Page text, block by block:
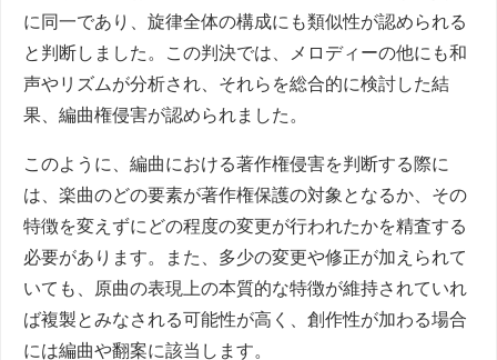
に同一であり、旋律全体の構成にも類似性が認められる
と判断しました。この判決では、メロディーの他にも和
声やリズムが分析され、それらを総合的に検討した結
果、編曲権侵害が認められました。
このように、編曲における著作権侵害を判断する際に
は、楽曲のどの要素が著作権保護の対象となるか、その
特徴を変えずにどの程度の変更が行われたかを精査する
必要があります。また、多少の変更や修正が加えられて
いても、原曲の表現上の本質的な特徴が維持されていれ
ば複製とみなされる可能性が高く、創作性が加わる場合
には編曲や翻案に該当します。